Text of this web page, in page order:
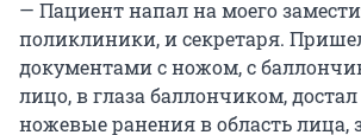
— Пациент напал на моего
поликлиники, и секретаря.
документами с ножом, с
лицо, в глаза баллончиком,
ножевые ранения в область лица,